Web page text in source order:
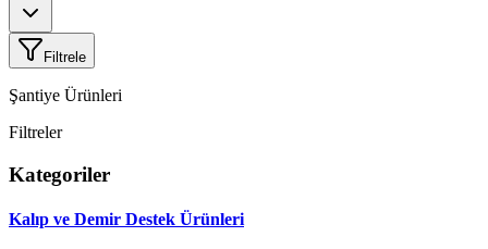
Filtrele
Şantiye Ürünleri
Filtreler
Kategoriler
Kalıp ve Demir Destek Ürünleri